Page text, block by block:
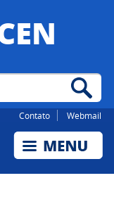
Canais
Contato Webmail